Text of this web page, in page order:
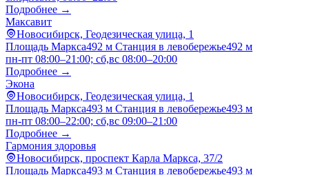
Подробнее →
Максавит
Новосибирск, Геодезическая улица, 1
Площадь Маркса492 м Станция в левобережье492 м
пн-пт 08:00–21:00; сб,вс 08:00–20:00
Подробнее →
Экона
Новосибирск, Геодезическая улица, 1
Площадь Маркса493 м Станция в левобережье493 м
пн-пт 08:00–22:00; сб,вс 09:00–21:00
Подробнее →
Гармония здоровья
Новосибирск, проспект Карла Маркса, 37/2
Площадь Маркса493 м Станция в левобережье493 м